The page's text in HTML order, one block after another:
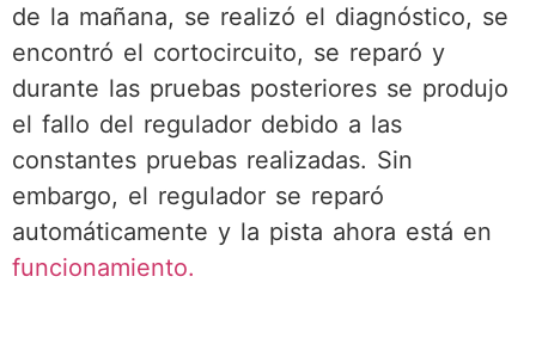
de la mañana, se realizó el diagnóstico, se
encontró el cortocircuito, se reparó y
durante las pruebas posteriores se produjo
el fallo del regulador debido a las
constantes pruebas realizadas. Sin
embargo, el regulador se reparó
automáticamente y la pista ahora está en
funcionamiento.